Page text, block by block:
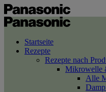
Startseite
Rezepte
Rezepte nach
Mikrowelle
Alle